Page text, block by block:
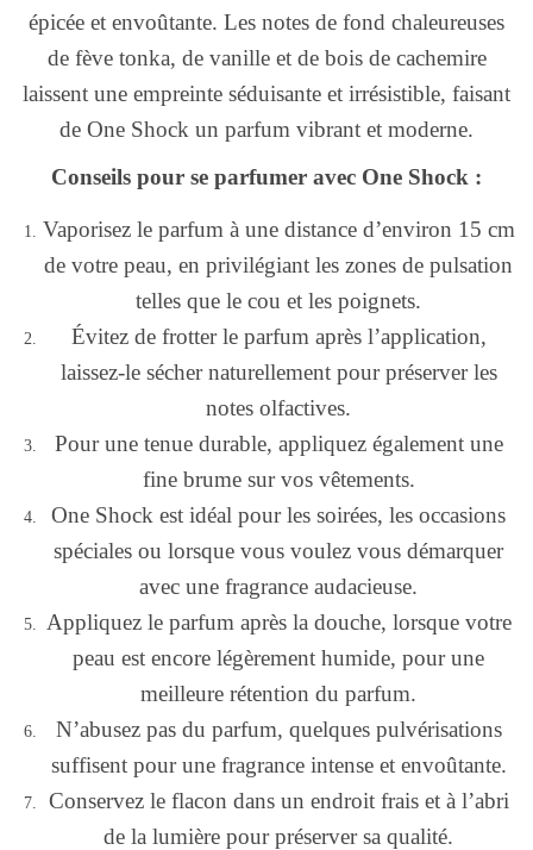
épicée et envoûtante. Les notes de fond chaleureuses
de fève tonka, de vanille et de bois de cachemire
laissent une empreinte séduisante et irrésistible, faisant
de One Shock un parfum vibrant et moderne.
Conseils pour se parfumer avec One Shock :
Vaporisez le parfum à une distance d’environ 15 cm
de votre peau, en privilégiant les zones de pulsation
telles que le cou et les poignets.
Évitez de frotter le parfum après l’application,
laissez-le sécher naturellement pour préserver les
notes olfactives.
Pour une tenue durable, appliquez également une
fine brume sur vos vêtements.
One Shock est idéal pour les soirées, les occasions
spéciales ou lorsque vous voulez vous démarquer
avec une fragrance audacieuse.
Appliquez le parfum après la douche, lorsque votre
peau est encore légèrement humide, pour une
meilleure rétention du parfum.
N’abusez pas du parfum, quelques pulvérisations
suffisent pour une fragrance intense et envoûtante.
Conservez le flacon dans un endroit frais et à l’abri
de la lumière pour préserver sa qualité.